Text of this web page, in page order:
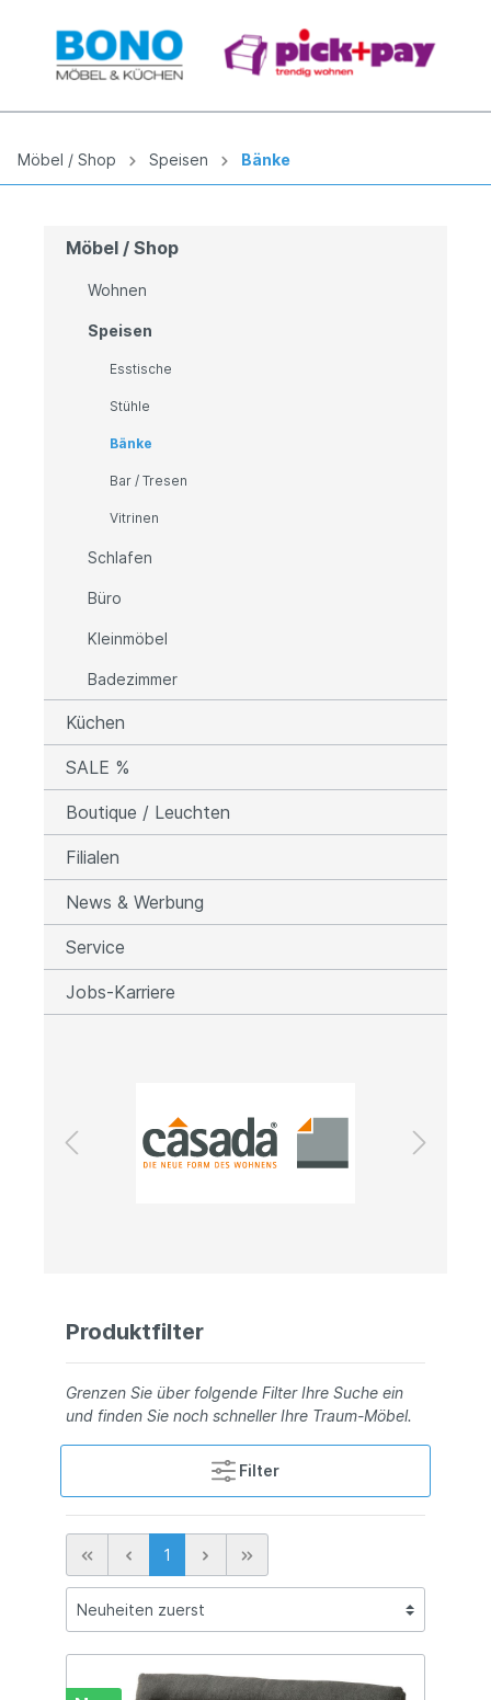
Möbel / Shop Speisen Bänke
Möbel / Shop
Wohnen
Speisen
Esstische
Stühle
Bänke
Bar / Tresen
Vitrinen
Schlafen
Büro
Kleinmöbel
Badezimmer
Küchen
SALE %
Boutique / Leuchten
Filialen
News & Werbung
Service
Jobs-Karriere
Produktfilter
Grenzen Sie über folgende Filter Ihre Suche ein
und finden Sie noch schneller Ihre Traum-Möbel.
Filter
1